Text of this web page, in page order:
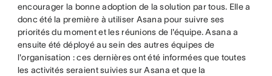
encourager la bonne adoption de la solution par tous. Elle a
donc été la première à utiliser Asana pour suivre ses
priorités du moment et les réunions de l'équipe. Asana a
ensuite été déployé au sein des autres équipes de
l'organisation : ces dernières ont été informées que toutes
les activités seraient suivies sur Asana et que la